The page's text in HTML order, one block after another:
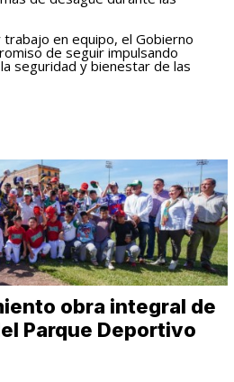
trabajo en equipo, el Gobierno
de seguir impulsando
seguridad y bienestar de las
obra integral de
Parque Deportivo